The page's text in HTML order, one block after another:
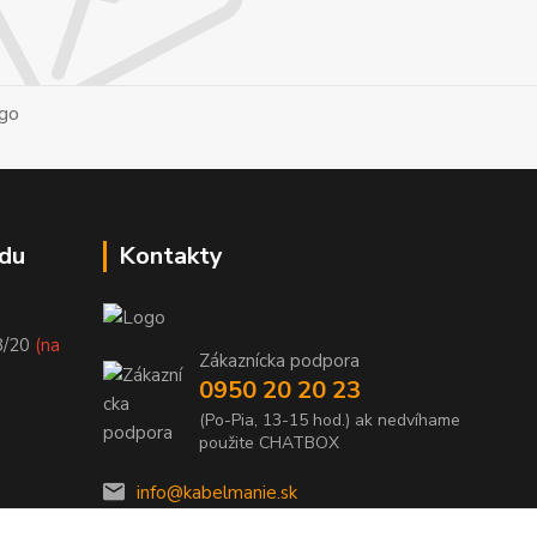
20 (na
Kontakty
Zákaznícka podpora
0950 20 20 23
(Po-Pia, 13-15 hod.) ak nedvíhame
použite CHATBOX
info@kabelmanie.sk